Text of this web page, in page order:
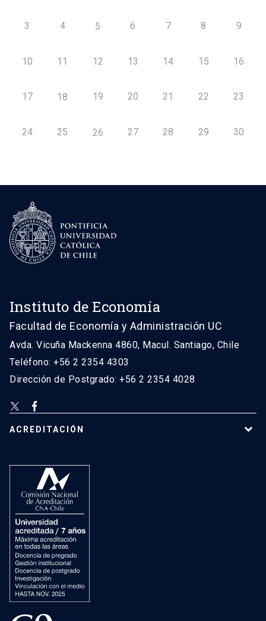
3 4 5 6 7 8 9
10 11 12 13 14 15 16
17 18 19 20 21 22 23
24 25 26 27 28 29 30
Instituto de Economía
Facultad de Economía y Administración UC
Avda. Vicuña Mackenna 4860, Macul. Santiago, Chile
Teléfono: +56 2 2354 4303
Dirección de Postgrado: +56 2 2354 4028
ACREDITACIÓN